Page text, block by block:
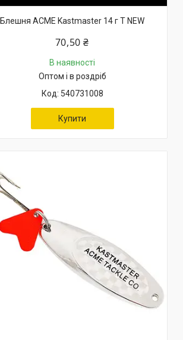
Блешня ACME Kastmaster 14 г T NEW
70,50 ₴
В наявності
Оптом і в роздріб
540731008
Купити